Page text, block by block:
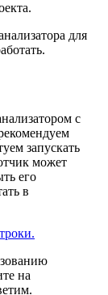
для
с
запускать
может
его
в
на